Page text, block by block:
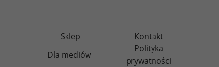
Sklep
Kontakt
Dla mediów
Polityka
prywatności